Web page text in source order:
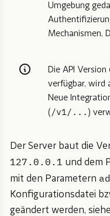
Umgebung
Mechanismen,
Die API Version
verfügbar, wird
Neue
( /v1/... )
Der Server baut die
127.0.0.1 und dem
mit den Parametern
Konfigurationsdatei
geändert werden, siehe